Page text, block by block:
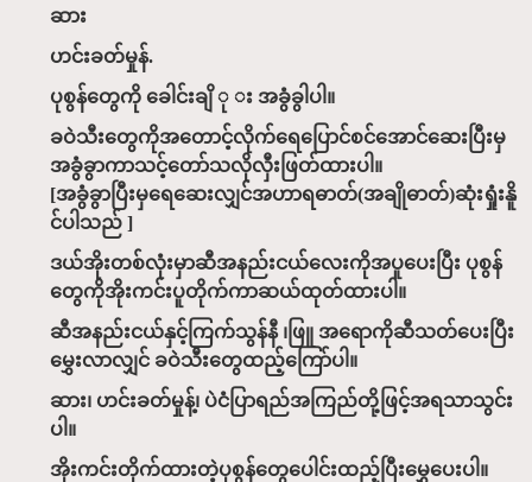
ဆား
ဟင်းခတ်မှုန်.
ပုစွန်တွေကို ခေါင်းချိ ု း အခွံခွါပါ။
ခဝဲသီးတွေကိုအတောင့်လိုက်ရေပြောင်စင်အောင်ဆေးပြီးမှ
အခွံခွာကာသင့်တော်သလိုလှီးဖြတ်ထားပါ။
[အခွံခွာပြီးမှရေဆေးလျှင်အဟာရဓာတ်(အချိုဓာတ်)ဆုံးရှုံးနိူ
င်ပါသည် ]
ဒယ်အိုးတစ်လုံးမှာဆီအနည်းငယ်လေးကိုအပူပေးပြီး ပုစွန်
တွေကိုအိုးကင်းပူတိုက်ကာဆယ်ထုတ်ထားပါ။
ဆီအနည်းငယ်နှင့်ကြက်သွန်နီ ၊ဖြူ အရောကိုဆီသတ်ပေးပြီး
မွှေးလာလျှင် ခဝဲသီးတွေထည့်ကြော်ပါ။
ဆား၊ ဟင်းခတ်မှုန့်၊ ပဲငံပြာရည်အကြည်တို့ဖြင့်အရသာသွင်း
ပါ။
အိုးကင်းတိုက်ထားတဲ့ပုစွန်တွေပေါင်းထည့်ပြီးမွှေပေးပါ။